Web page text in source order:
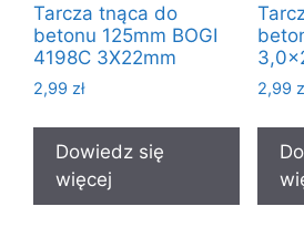
Tarcza tnąca do
betonu 125mm BOGI
4198C 3X22mm
2,99 zł
Dowiedz się
więcej
2,99